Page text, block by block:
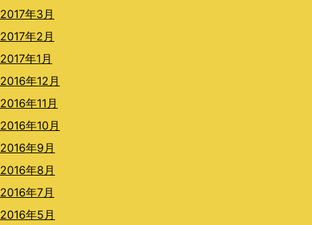
2017年3月
2017年2月
2017年1月
2016年12月
2016年11月
2016年10月
2016年9月
2016年8月
2016年7月
2016年5月